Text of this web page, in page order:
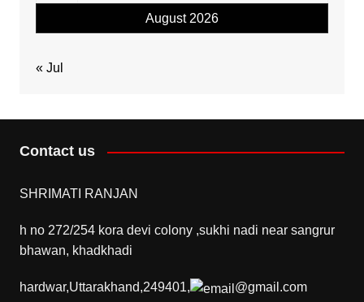
August 2026
« Jul
Contact us
SHRIMATI RANJAN
h no 272/254 kora devi colony ,sukhi nadi near sangrur
bhawan, khadkhadi
hardwar,Uttarakhand,249401, @gmail.com